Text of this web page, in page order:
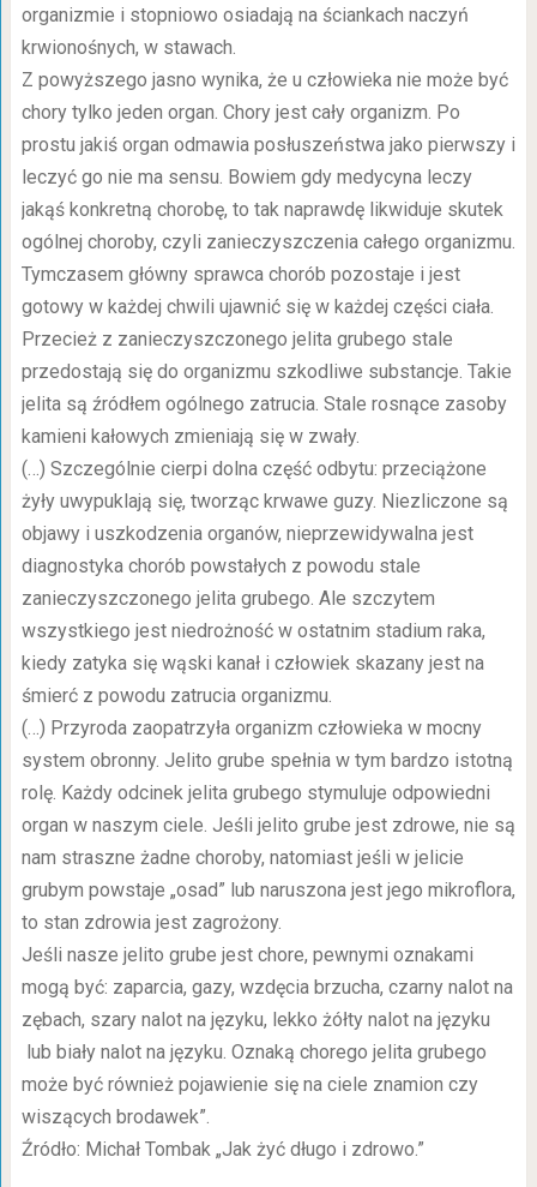
organizmie i stopniowo osiadają na ściankach naczyń
krwionośnych, w stawach.
Z powyższego jasno wynika, że u człowieka nie może być
chory tylko jeden organ. Chory jest cały organizm. Po
prostu jakiś organ odmawia posłuszeństwa jako pierwszy i
leczyć go nie ma sensu. Bowiem gdy medycyna leczy
jakąś konkretną chorobę, to tak naprawdę likwiduje skutek
ogólnej choroby, czyli zanieczyszczenia całego organizmu.
Tymczasem główny sprawca chorób pozostaje i jest
gotowy w każdej chwili ujawnić się w każdej części ciała.
Przecież z zanieczyszczonego jelita grubego stale
przedostają się do organizmu szkodliwe substancje. Takie
jelita są źródłem ogólnego zatrucia. Stale rosnące zasoby
kamieni kałowych zmieniają się w zwały.
(…) Szczególnie cierpi dolna część odbytu: przeciążone
żyły uwypuklają się, tworząc krwawe guzy. Niezliczone są
objawy i uszkodzenia organów, nieprzewidywalna jest
diagnostyka chorób powstałych z powodu stale
zanieczyszczonego jelita grubego. Ale szczytem
wszystkiego jest niedrożność w ostatnim stadium raka,
kiedy zatyka się wąski kanał i człowiek skazany jest na
śmierć z powodu zatrucia organizmu.
(…) Przyroda zaopatrzyła organizm człowieka w mocny
system obronny. Jelito grube spełnia w tym bardzo istotną
rolę. Każdy odcinek jelita grubego stymuluje odpowiedni
organ w naszym ciele. Jeśli jelito grube jest zdrowe, nie są
nam straszne żadne choroby, natomiast jeśli w jelicie
grubym powstaje „osad” lub naruszona jest jego mikroflora,
to stan zdrowia jest zagrożony.
Jeśli nasze jelito grube jest chore, pewnymi oznakami
mogą być: zaparcia, gazy, wzdęcia brzucha, czarny nalot na
zębach, szary nalot na języku, lekko żółty nalot na języku
lub biały nalot na języku. Oznaką chorego jelita grubego
może być również pojawienie się na ciele znamion czy
wiszących brodawek”.
Źródło: Michał Tombak „Jak żyć długo i zdrowo.”